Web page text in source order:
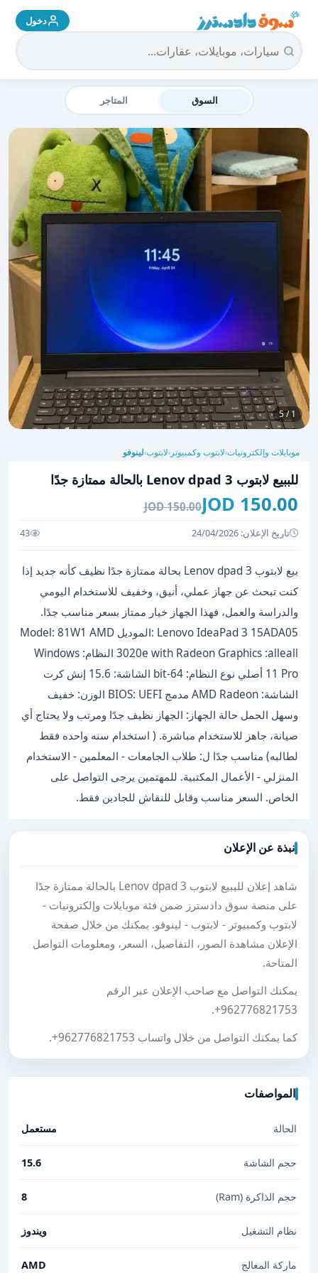
سوق دادسترز الرئيسية دخول
السوق المتاجر
1 / 5
موبايلات وإلكترونيات›لابتوب وكمبيوتر ›لابتوب›لينوفو
للببيع لابتوب Lenov dpad 3 بالحالة ممتازة جدًا
150.00 JOD
150.00 JOD
تاريخ الإعلان: 24/04/2026 43
بيع لابتوب Lenov dpad 3 بحالة ممتازة جدًا نظيف كأنه جديد إذا
كنت تبحث عن جهاز عملي، أنيق، وخفيف للاستخدام اليومي
والدراسة والعمل، فهذا الجهاز خيار ممتاز بسعر مناسب جدًا.
Lenovo IdeaPad 3 15ADA05 :الموديل Model: 81W1 AMD
3020e with Radeon Graphics :alleall النظام: Windows
11 Pro أصلي نوع النظام: bit-64 الشاشة: 15.6 إنش كرت
الشاشة: AMD Radeon مدمج BIOS: UEFI الوزن: خفيف
وسهل الحمل حالة الجهاز: الجهاز نظيف جدًا ومرتب ولا يحتاج أي
صيانة، جاهز للاستخدام مباشرة. ( استخدام سنه واحده فقط
لطالبه) مناسب جدًا ل: طلاب الجامعات - المعلمين - الاستخدام
المنزلي - الأعمال المكتبية. للمهتمين يرجى التواصل على
الخاص. السعر مناسب وقابل للنقاش للجادين فقط.
نبذة عن الإعلان
شاهد إعلان للببيع لابتوب Lenov dpad 3 بالحالة ممتازة جدًا
على منصة سوق دادسترز ضمن فئة موبايلات وإلكترونيات -
لابتوب وكمبيوتر - لابتوب - لينوفو. يمكنك من خلال صفحة
الإعلان مشاهدة الصور، التفاصيل، السعر، ومعلومات التواصل
المتاحة.
يمكنك التواصل مع صاحب الإعلان عبر الرقم
+962776821753
.
كما يمكنك التواصل من خلال واتساب +962776821753
.
المواصفات
الحالة مستعمل
حجم الشاشة 15.6
حجم الذاكرة (Ram) 8
نظام التشغيل ويندوز
ماركة المعالج AMD